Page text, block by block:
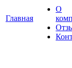
Главная
О